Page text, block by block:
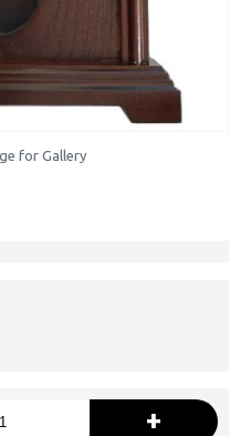
for Gallery
+